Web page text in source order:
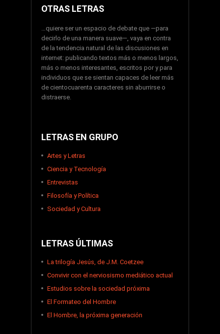
OTRAS LETRAS
…quiere ser un espacio de debate que —para
decirlo de una manera suave—, vaya en contra
de la tendencia natural de las discusiones en
internet: publicando textos más o menos largos,
más o menos interesantes, escritos por y para
individuos que se sientan capaces de leer más
de cientocuarenta caracteres sin aburrirse o
distraerse.
LETRAS EN GRUPO
Artes y Letras
Ciencia y Tecnología
Entrevistas
Filosofía y Política
Sociedad y Cultura
LETRAS ÚLTIMAS
La trilogía Jesús, de J.M. Coetzee
Convivir con el nerviosismo mediático actual
Estudios sobre la sociedad próxima
El Formateo del Hombre
El Hombre, la próxima generación